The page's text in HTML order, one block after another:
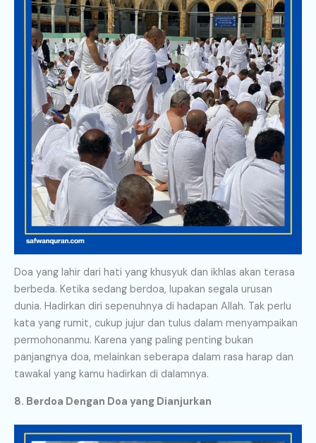
Doa yang lahir dari hati yang khusyuk dan ikhlas akan terasa
berbeda. Ketika sedang berdoa, lupakan segala urusan
dunia. Hadirkan diri sepenuhnya di hadapan Allah. Tak perlu
kata yang rumit, cukup jujur dan tulus dalam menyampaikan
permohonanmu. Karena yang paling penting bukan
panjangnya doa, melainkan seberapa dalam rasa harap dan
tawakal yang kamu hadirkan di dalamnya.
8. Berdoa Dengan Doa yang Dianjurkan